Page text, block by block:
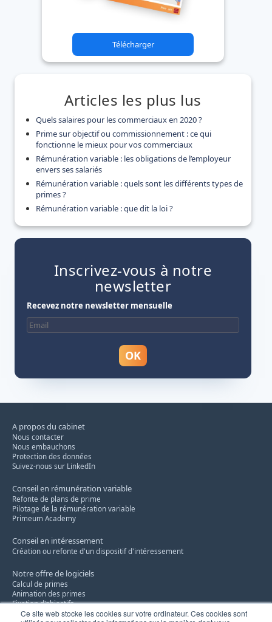
Ce site web stocke les cookies sur votre ordinateur. Ces cookies sont
Télécharger
Articles les plus lus
Quels salaires pour les commerciaux en 2020 ?
Prime sur objectif ou commissionnement : ce qui
fonctionne le mieux pour vos commerciaux
Rémunération variable : les obligations de l’employeur
envers ses salariés
Rémunération variable : quels sont les différents types de
primes ?
Rémunération variable : que dit la loi ?
Inscrivez-vous à notre
newsletter
Recevez notre newsletter mensuelle
A propos du cabinet
Nous contacter
Nous embauchons
Protection des données
Suivez-nous sur LinkedIn
Conseil en rémunération variable
Refonte de plans de prime
Pilotage de la rémunération variable
Primeum Academy
Conseil en intéressement
Création ou refonte d'un dispositif d'intéressement
Notre offre de logiciels
Calcul de primes
Animation des primes
Fixation d'objectifs